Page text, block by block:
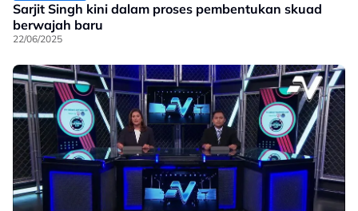
Sarjit Singh kini dalam proses pembentukan skuad
berwajah baru
22/06/2025